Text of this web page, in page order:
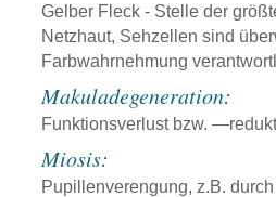
Gelber Fleck - Stelle der
Netzhaut, Sehzellen sind
Farbwahrnehmung
Makuladegeneration:
Funktionsverlust bzw.
Miosis:
Pupillenverengung, z.B.